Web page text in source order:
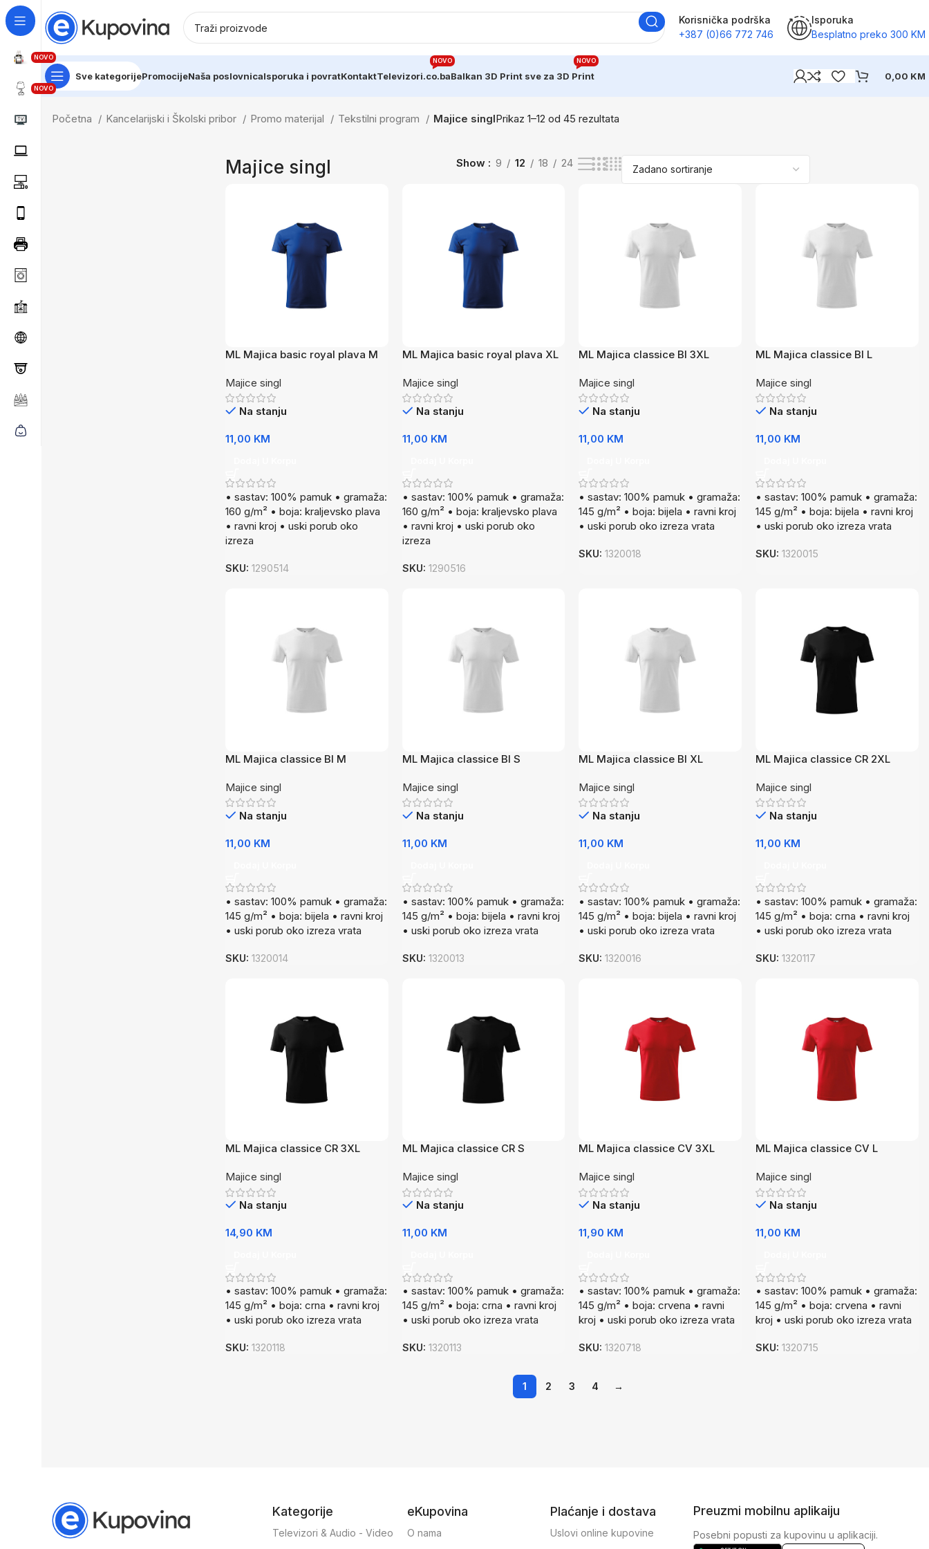
NOVO
NOVO
Korisnička podrška
+387 (0)66 772 746
Isporuka
Besplatno preko 300 KM
Sve kategorijePromocijeNaša poslovnicaIsporuka i povratKontaktTelevizori.co.ba
NOVO
Balkan 3D Print sve za 3D Print
NOVO
0,00 KM
Početna Kancelarijski i Školski pribor Promo materijal Tekstilni program Majice singlPrikaz 1–12 od 45 rezultata
Majice singl Show 9 12 18 24
ML Majica basic royal plava M
Majice singl
Na stanju
11,00 KM
• sastav: 100% pamuk • gramaža:
160 g/m² • boja: kraljevsko plava
• ravni kroj • uski porub oko
izreza
SKU: 1290514
ML Majica basic royal plava XL
Majice singl
Na stanju
11,00 KM
• sastav: 100% pamuk • gramaža:
160 g/m² • boja: kraljevsko plava
• ravni kroj • uski porub oko
izreza
SKU: 1290516
ML Majica classice BI 3XL
Majice singl
Na stanju
11,00 KM
• sastav: 100% pamuk • gramaža:
145 g/m² • boja: bijela • ravni kroj
• uski porub oko izreza vrata
SKU:1320018
ML Majica classice BI L
Majice singl
Na stanju
11,00 KM
• sastav: 100% pamuk • gramaža:
145 g/m² • boja: bijela • ravni kroj
• uski porub oko izreza vrata
SKU:1320015
ML Majica classice BI M
Majice singl
Na stanju
11,00 KM
• sastav: 100% pamuk • gramaža:
145 g/m² • boja: bijela • ravni kroj
• uski porub oko izreza vrata
SKU: 1320014
ML Majica classice BI S
Majice singl
Na stanju
11,00 KM
• sastav: 100% pamuk • gramaža:
145 g/m² • boja: bijela • ravni kroj
• uski porub oko izreza vrata
SKU: 1320013
ML Majica classice BI XL
Majice singl
Na stanju
11,00 KM
• sastav: 100% pamuk • gramaža:
145 g/m² • boja: bijela • ravni kroj
• uski porub oko izreza vrata
SKU:1320016
ML Majica classice CR 2XL
Majice singl
Na stanju
11,00 KM
• sastav: 100% pamuk • gramaža:
145 g/m² • boja: crna • ravni kroj
• uski porub oko izreza vrata
SKU:1320117
ML Majica classice CR 3XL
Majice singl
Na stanju
14,90 KM
• sastav: 100% pamuk • gramaža:
145 g/m² • boja: crna • ravni kroj
• uski porub oko izreza vrata
SKU: 1320118
ML Majica classice CR S
Majice singl
Na stanju
11,00 KM
• sastav: 100% pamuk • gramaža:
145 g/m² • boja: crna • ravni kroj
• uski porub oko izreza vrata
SKU: 1320113
ML Majica classice CV 3XL
Majice singl
Na stanju
11,90 KM
• sastav: 100% pamuk • gramaža:
145 g/m² • boja: crvena • ravni
kroj • uski porub oko izreza vrata
SKU:1320718
ML Majica classice CV L
Majice singl
Na stanju
11,00 KM
• sastav: 100% pamuk • gramaža:
145 g/m² • boja: crvena • ravni
kroj • uski porub oko izreza vrata
SKU:1320715
1 2 3 4 →
Kategorije
Televizori & Audio - Video
eKupovina
O nama
Plaćanje i dostava
Uslovi online kupovine
Preuzmi mobilnu aplikaiju
Posebni popusti za kupovinu u aplikaciji.